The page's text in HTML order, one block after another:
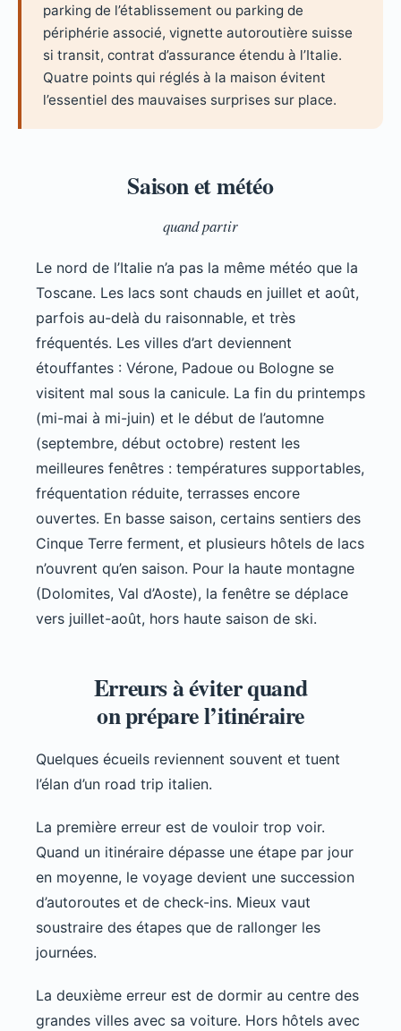
parking de l’établissement ou parking de
périphérie associé, vignette autoroutière suisse
si transit, contrat d’assurance étendu à l’Italie.
Quatre points qui réglés à la maison évitent
l’essentiel des mauvaises surprises sur place.
Saison et météo
quand partir
Le nord de l’Italie n’a pas la même météo que la
Toscane. Les lacs sont chauds en juillet et août,
parfois au-delà du raisonnable, et très
fréquentés. Les villes d’art deviennent
étouffantes : Vérone, Padoue ou Bologne se
visitent mal sous la canicule. La fin du printemps
(mi-mai à mi-juin) et le début de l’automne
(septembre, début octobre) restent les
meilleures fenêtres : températures supportables,
fréquentation réduite, terrasses encore
ouvertes. En basse saison, certains sentiers des
Cinque Terre ferment, et plusieurs hôtels de lacs
n’ouvrent qu’en saison. Pour la haute montagne
(Dolomites, Val d’Aoste), la fenêtre se déplace
vers juillet-août, hors haute saison de ski.
Erreurs à éviter quand
on prépare l’itinéraire
Quelques écueils reviennent souvent et tuent
l’élan d’un road trip italien.
La première erreur est de vouloir trop voir.
Quand un itinéraire dépasse une étape par jour
en moyenne, le voyage devient une succession
d’autoroutes et de check-ins. Mieux vaut
soustraire des étapes que de rallonger les
journées.
La deuxième erreur est de dormir au centre des
grandes villes avec sa voiture. Hors hôtels avec